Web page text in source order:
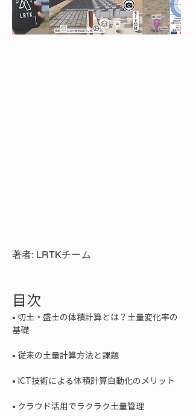
著者: LRTKチーム
目次
• 切土・盛土の体積計算とは？土量変化率の
•
•
•